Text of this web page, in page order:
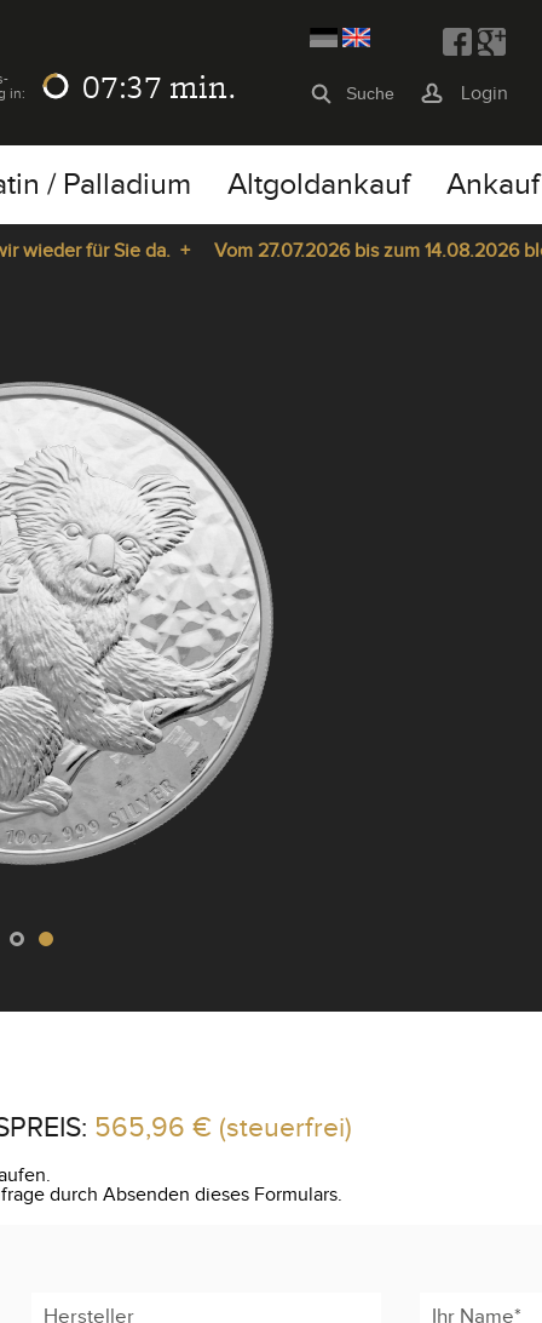
in:
07:36 min. Login
/ Palladium Altgoldankauf Ankauf
für Sie da. + Vom 27.07.2026 bis zum 14.08.2026 bleibt
565,96 € (steuerfrei)
durch Absenden dieses Formulars.